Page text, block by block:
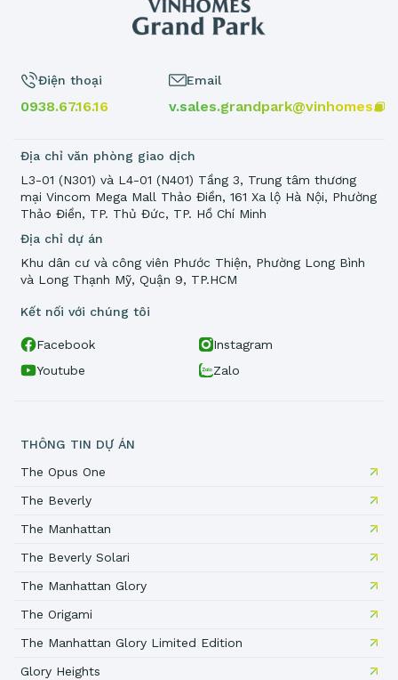
Địa chỉ dự án
Khu dân cư và công viên Phước Thiện, Phường Long Bình
và Long Thạnh Mỹ, Quận 9, TP.HCM
Điện thoại
0938.67.16.16
Email
v.sales.grandpark@vinhomes.vn
Địa chỉ văn phòng giao dịch
L3-01 (N301) và L4-01 (N401) Tầng 3, Trung tâm thương
mại Vincom Mega Mall Thảo Điền, 161 Xa lộ Hà Nội, Phường
Thảo Điền, TP. Thủ Đức, TP. Hồ Chí Minh
Kết nối với chúng tôi
Facebook
Instagram
Youtube
Zalo
THÔNG TIN DỰ ÁN
The Opus One
The Beverly
The Manhattan
The Beverly Solari
The Manhattan Glory
The Origami
The Manhattan Glory Limited Edition
Glory Heights